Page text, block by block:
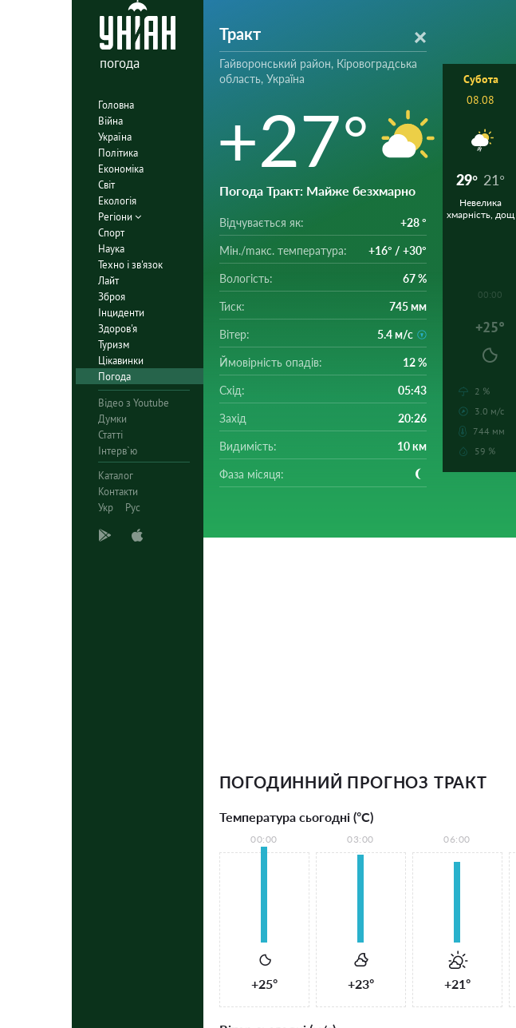
погода
Головна
Війна
Україна
Політика
Економіка
Світ
Екологія
Регіони
Спорт
Наука
Техно і зв'язок
Лайт
Зброя
Інциденти
Здоров'я
Туризм
Цікавинки
Погода
Відео з Youtube
Думки
Статті
Інтерв`ю
Каталог
Контакти
Укр
Рус
Тракт
Гайворонський район, Кіровоградська
область, Україна
+27°
Погода Тракт: Майже безхмарно
Відчувається як: +28 °
Мін./mакс. температура: +16° / +30°
Вологість: 67 %
Тиск: 745 мм
Вітер: 5.4 м/с
Ймовірність опадів: 12 %
Схід: 05:43
Захід 20:26
Видимість: 10 км
Фаза місяця:
Субота
08.08
29° 21°
Невелика
хмарність, дощ
00:00
+25°
2 %
3.0 м/с
744 мм
59 %
ПОГОДИННИЙ ПРОГНОЗ ТРАКТ
Температура сьогодні (°С)
00:00
+25°
03:00
+23°
06:00
+21°